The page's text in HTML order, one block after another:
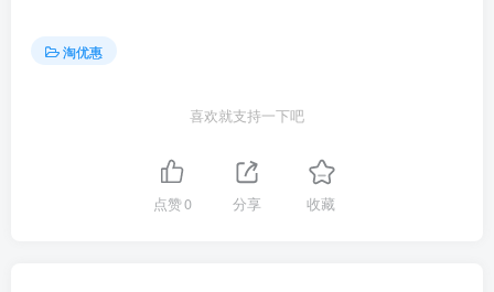
淘优惠
喜欢就支持一下吧
点赞0 分享 收藏